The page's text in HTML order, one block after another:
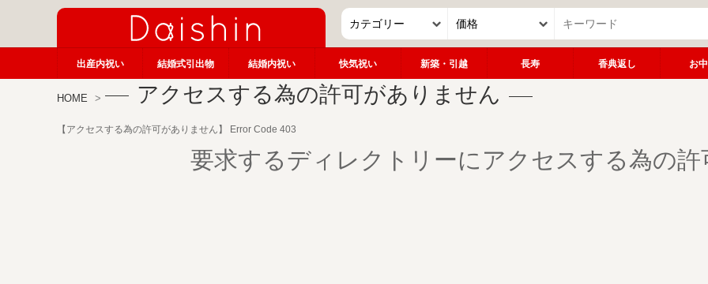
出産内祝い 結婚式引出物 結婚内祝い 快気祝い 新築・引越 長寿 香典返し お
HOME アクセスする為の許可がありません
【アクセスする為の許可がありません】 Error Code 403
要求するディレクトリーにアクセスする為の